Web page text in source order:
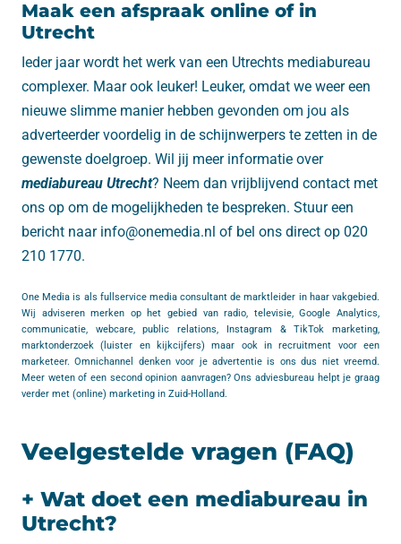
Maak een afspraak online of in
Utrecht
Ieder jaar wordt het werk van een Utrechts mediabureau
complexer. Maar ook leuker! Leuker, omdat we weer een
nieuwe slimme manier hebben gevonden om jou als
adverteerder voordelig in de schijnwerpers te zetten in de
gewenste doelgroep. Wil jij meer informatie over
mediabureau Utrecht? Neem dan vrijblijvend contact met
ons op om de mogelijkheden te bespreken. Stuur een
bericht naar info@onemedia.nl of bel ons direct op 020
210 1770.
One Media is als fullservice media consultant de marktleider in haar vakgebied.
Wij adviseren merken op het gebied van radio, televisie, Google Analytics,
communicatie, webcare, public relations, Instagram & TikTok marketing,
marktonderzoek (luister en kijkcijfers) maar ook in recruitment voor een
marketeer. Omnichannel denken voor je advertentie is ons dus niet vreemd.
Meer weten of een second opinion aanvragen? Ons adviesbureau helpt je graag
verder met (online) marketing in Zuid-Holland.
Veelgestelde vragen (FAQ)
+ Wat doet een mediabureau in
Utrecht?